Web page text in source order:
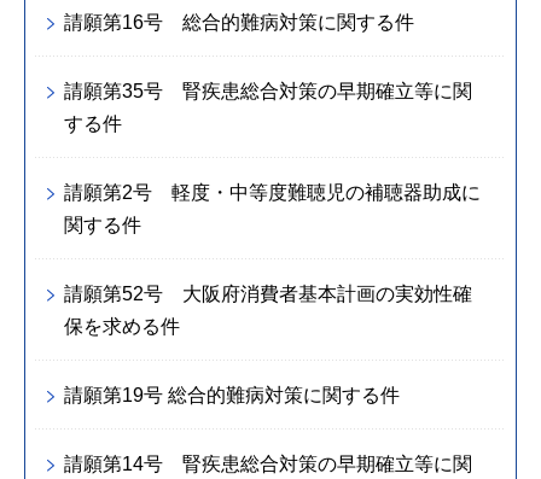
請願第16号 総合的難病対策に関する件
請願第35号 腎疾患総合対策の早期確立等に関
する件
請願第2号 軽度・中等度難聴児の補聴器助成に
関する件
請願第52号 大阪府消費者基本計画の実効性確
保を求める件
請願第19号 総合的難病対策に関する件
請願第14号 腎疾患総合対策の早期確立等に関